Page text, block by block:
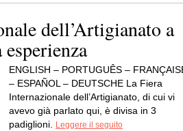
dell’Artigianato a
ENGLISH – PORTUGUÊS –
– ESPAÑOL – DEUTSCHE La Fiera
Internazionale dell’Artigianato, di cui vi
avevo già parlato qui, è divisa in 3
padiglioni. Leggere il seguito